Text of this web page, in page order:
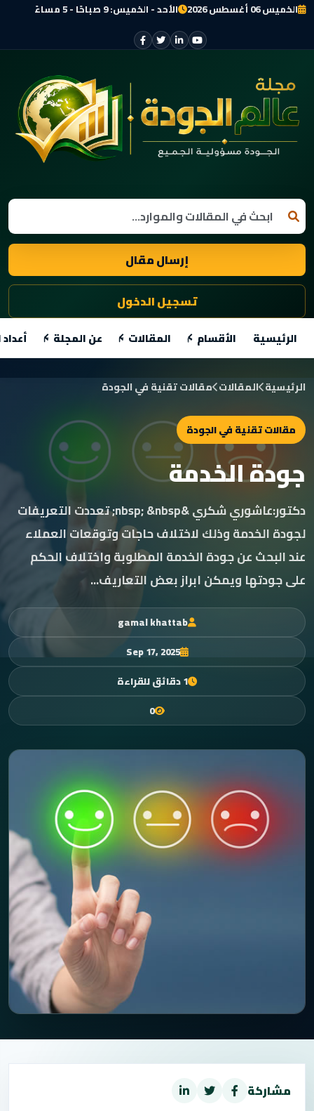
الخميس 06 أغسطس 2026 الأحد - الخميس: 9 صباحًا - 5 مساءً
إرسال مقال
تسجيل الدخول
الرئيسية الأقسام المقالات عن المجلة
الرئيسية المقالات مقالات تقنية في الجودة
مقالات تقنية في الجودة
جودة الخدمة
دكتور:عاشوري شكري &nbsp; &nbsp; تعددت التعريفات
لجودة الخدمة وذلك لاختلاف حاجات وتوقعات العملاء
عند البحث عن جودة الخدمة المطلوبة واختلاف الحكم
على جودتها ويمكن ابراز بعض التعاريف...
gamal khattab
Sep 17, 2025
1 دقائق للقراءة
0
مشاركة